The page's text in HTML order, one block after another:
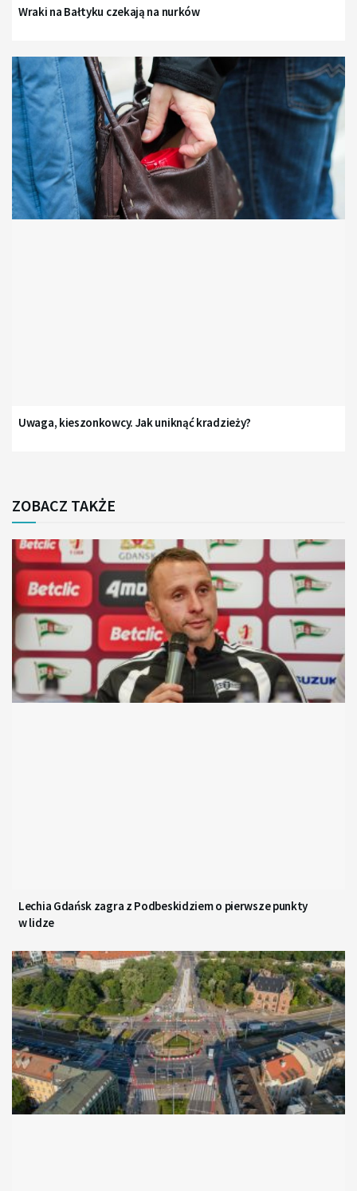
Wraki na Bałtyku czekają na nurków
Uwaga, kieszonkowcy. Jak uniknąć kradzieży?
ZOBACZ TAKŻE
Lechia Gdańsk zagra z Podbeskidziem o pierwsze punkty
w lidze